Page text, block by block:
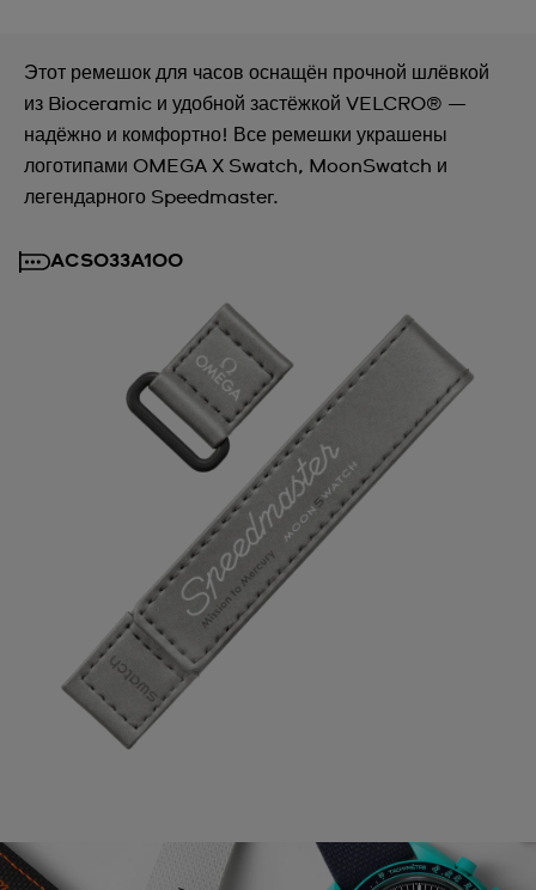
Этот ремешок для часов оснащён прочной шлёвкой
из Bioceramic и удобной застёжкой VELCRO® —
надёжно и комфортно! Все ремешки украшены
логотипами OMEGA X Swatch, MoonSwatch и
легендарного Speedmaster.
ACSO33A100